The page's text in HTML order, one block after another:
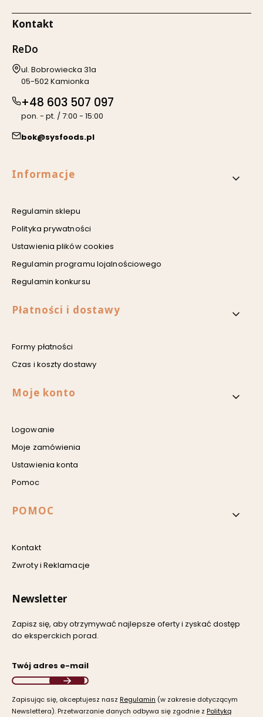
Kontakt
ReDo
Adres:
ul. Bobrowiecka 31a
05-502 Kamionka
+48 603 507 097
pon. - pt. / 7:00 - 15:00
bok@sysfoods.pl
Linki w stopce
Informacje
Regulamin sklepu
Polityka prywatności
Ustawienia plików cookies
Regulamin programu lojalnościowego
Regulamin konkursu
Płatności i dostawy
Formy płatności
Czas i koszty dostawy
Moje konto
Logowanie
Moje zamówienia
Ustawienia konta
Pomoc
POMOC
Kontakt
Zwroty i Reklamacje
Newsletter
Zapisz się, aby otrzymywać najlepsze oferty i zyskać dostęp
do eksperckich porad.
Twój adres e-mail
Zapisując się, akceptujesz nasz ​ Regulamin ​​​ (w zakresie dotyczącym
Newslettera). Przetwarzanie danych odbywa się zgodnie z ​ Polityką